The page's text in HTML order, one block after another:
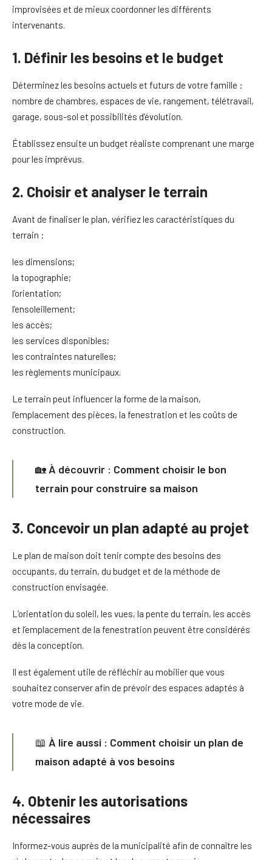
improvisées et de mieux coordonner les différents
intervenants.
1. Définir les besoins et le budget
Déterminez les besoins actuels et futurs de votre famille :
nombre de chambres, espaces de vie, rangement, télétravail,
garage, sous-sol et possibilités d’évolution.
Établissez ensuite un budget réaliste comprenant une marge
pour les imprévus.
2. Choisir et analyser le terrain
Avant de finaliser le plan, vérifiez les caractéristiques du
terrain :
les dimensions;
la topographie;
l’orientation;
l’ensoleillement;
les accès;
les services disponibles;
les contraintes naturelles;
les règlements municipaux.
Le terrain peut influencer la forme de la maison,
l’emplacement des pièces, la fenestration et les coûts de
construction.
🏡 À découvrir : Comment choisir le bon
terrain pour construire sa maison
3. Concevoir un plan adapté au projet
Le plan de maison doit tenir compte des besoins des
occupants, du terrain, du budget et de la méthode de
construction envisagée.
L’orientation du soleil, les vues, la pente du terrain, les accès
et l’emplacement de la fenestration peuvent être considérés
dès la conception.
Il est également utile de réfléchir au mobilier que vous
souhaitez conserver afin de prévoir des espaces adaptés à
votre mode de vie.
📖 À lire aussi : Comment choisir un plan de
maison adapté à vos besoins
4. Obtenir les autorisations
nécessaires
Informez-vous auprès de la municipalité afin de connaître les